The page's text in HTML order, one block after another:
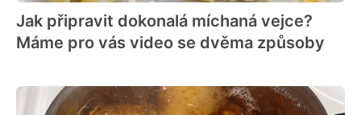
Jak připravit dokonalá míchaná vejce?
Máme pro vás video se dvěma způsoby